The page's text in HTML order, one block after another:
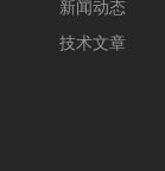
新闻动态
技术文章